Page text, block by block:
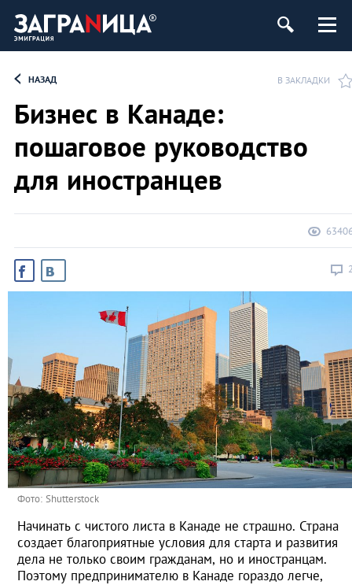
НАЗАД В ЗАКЛАДКИ
Бизнес в Канаде:
пошаговое руководство
для иностранцев
Фото: Shutterstock
Начинать с чистого листа в Канаде не страшно. Страна
создает благоприятные условия для старта и развития
дела не только своим гражданам, но и иностранцам.
Поэтому предпринимателю в Канаде гораздо легче,